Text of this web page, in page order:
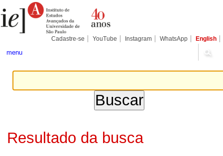
para
conteúdo.
Pessoais
Cadastre-se YouTube Instagram WhatsApp English
menu
Resultado da busca